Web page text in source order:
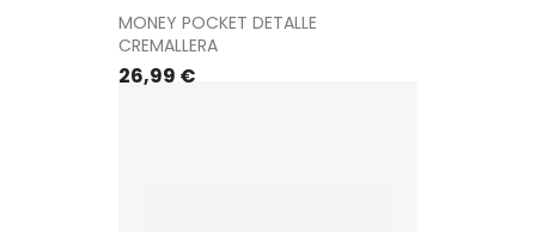
MONEY POCKET DETALLE
CREMALLERA
Precio
26,99 €